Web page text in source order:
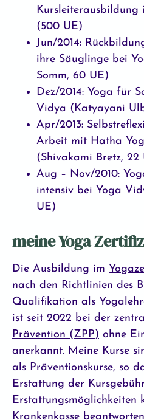
Kursleiterausbildung
(500 UE)
Jun/2014:
ihre Säuglinge bei
Somm, 60 UE)
Dez/2014: Yoga für
Vidya (Katyayani
Apr/2013:
Arbeit mit Hatha
(Shivakami Bretz, 22
Aug – Nov/2010:
intensiv bei Yoga
UE)
meine Yoga
Die Ausbildung im
nach den Richtlinien des
Qualifikation als
ist seit 2022 bei der
Prävention (ZPP) ohne
anerkannt. Meine Kurse
als Präventionskurse, so
Erstattung der
Erstattungsmöglichkeiten
Krankenkasse